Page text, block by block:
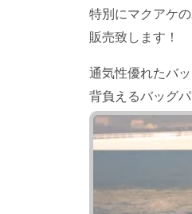
特別にマクアケ
販売致します！
通気性優れたバ
背負えるバッグ